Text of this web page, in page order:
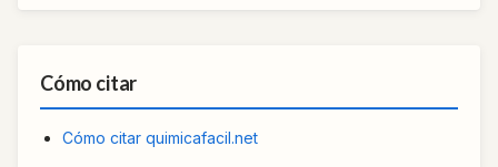
Cómo citar
Cómo citar quimicafacil.net